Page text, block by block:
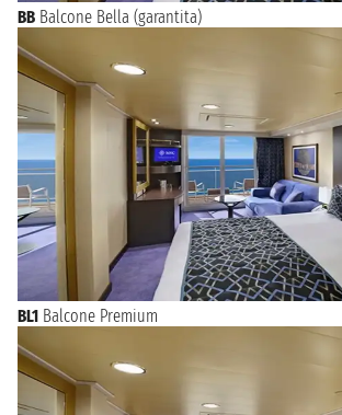
BB Balcone Bella (garantita)
BL1 Balcone Premium